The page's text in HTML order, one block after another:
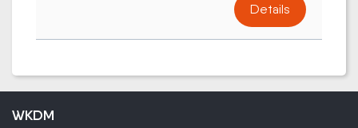
Details
WKDM